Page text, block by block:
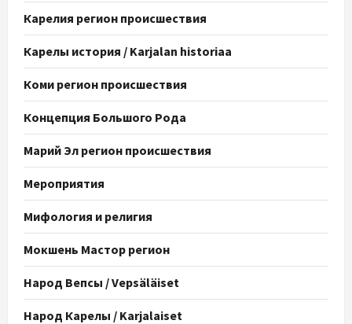
Карелия регион происшествия
Карелы история / Karjalan historiaa
Коми регион происшествия
Концепция Большого Рода
Марий Эл регион происшествия
Мероприятия
Мифология и религия
Мокшень Мастор регион
Народ Вепсы / Vepsäläiset
Народ Карелы / Karjalaiset